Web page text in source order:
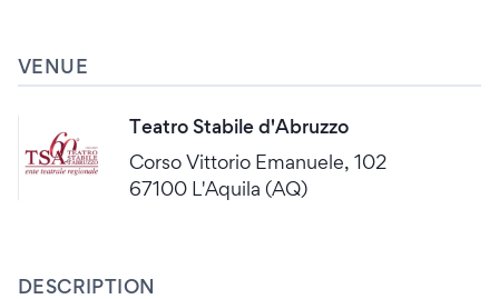
VENUE
Teatro Stabile d'Abruzzo
Corso Vittorio Emanuele, 102
67100 L'Aquila (AQ)
DESCRIPTION